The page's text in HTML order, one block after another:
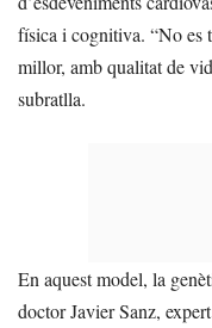
física i cognitiva. “No es
millor, amb qualitat de
subratlla.
En aquest model, la
doctor Javier Sanz,